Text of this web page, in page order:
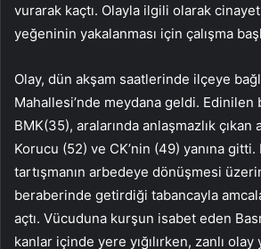
vurarak kaçtı. Olayla ilgili olarak cinayet
yeğeninin yakalanması için çalışma
Olay, dün akşam saatlerinde ilçeye
Mahallesi’nde meydana geldi. Edinilen
BMK(35), aralarında anlaşmazlık çıkan
Korucu (52) ve CK’nin (49) yanına
tartışmanın arbedeye dönüşmesi
beraberinde getirdiği tabancayla
açtı. Vücuduna kurşun isabet eden
kanlar içinde yere yığılırken, zanlı